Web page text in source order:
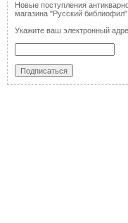
Новые поступления
магазина "Русский библиофил"
Укажите ваш электронный